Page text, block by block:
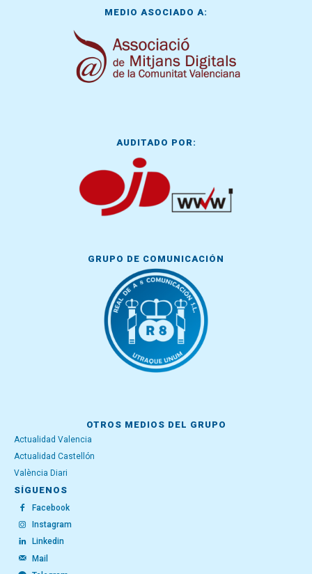
MEDIO ASOCIADO A:
AUDITADO POR:
GRUPO DE COMUNICACIÓN
OTROS MEDIOS DEL GRUPO
Actualidad Valencia
Actualidad Castellón
València Diari
SÍGUENOS
Facebook
Instagram
Linkedin
Mail